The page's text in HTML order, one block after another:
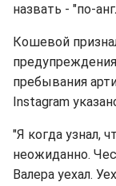
назвать - "по-
Кошевой
пребывания
Instagram
"Я когда узнал,
неожиданно.
Валера уехал.